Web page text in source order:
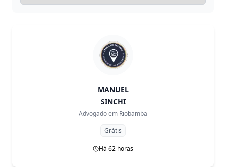
MANUEL
SINCHI
Advogado em Riobamba
Grátis
Há 62 horas